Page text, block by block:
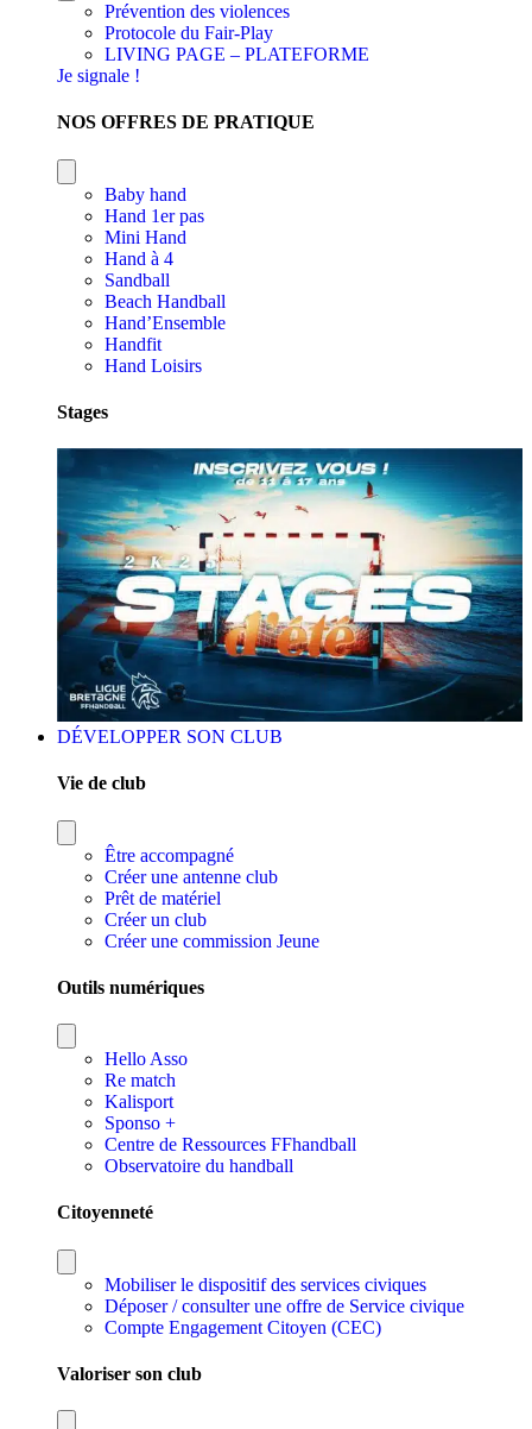
Prévention des violences
Protocole du Fair-Play
LIVING PAGE – PLATEFORME
Je signale !
NOS OFFRES DE PRATIQUE
Baby hand
Hand 1er pas
Mini Hand
Hand à 4
Sandball
Beach Handball
Hand’Ensemble
Handfit
Hand Loisirs
Stages
DÉVELOPPER SON CLUB
Vie de club
Être accompagné
Créer une antenne club
Prêt de matériel
Créer un club
Créer une commission Jeune
Outils numériques
Hello Asso
Re match
Kalisport
Sponso +
Centre de Ressources FFhandball
Observatoire du handball
Citoyenneté
Mobiliser le dispositif des services civiques
Déposer / consulter une offre de Service civique
Compte Engagement Citoyen (CEC)
Valoriser son club